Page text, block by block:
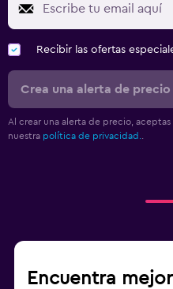
Recibir las ofertas
Crea una alerta de precio
Al crear una alerta de precio, aceptas
nuestra política de privacidad.
Encuentra